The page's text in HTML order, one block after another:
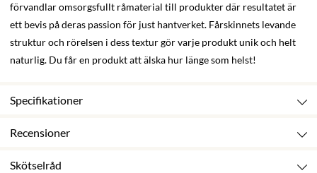
förvandlar omsorgsfullt råmaterial till produkter där resultatet är
ett bevis på deras passion för just hantverket. Fårskinnets levande
struktur och rörelsen i dess textur gör varje produkt unik och helt
naturlig. Du får en produkt att älska hur länge som helst!
Specifikationer
Recensioner
Skötselråd